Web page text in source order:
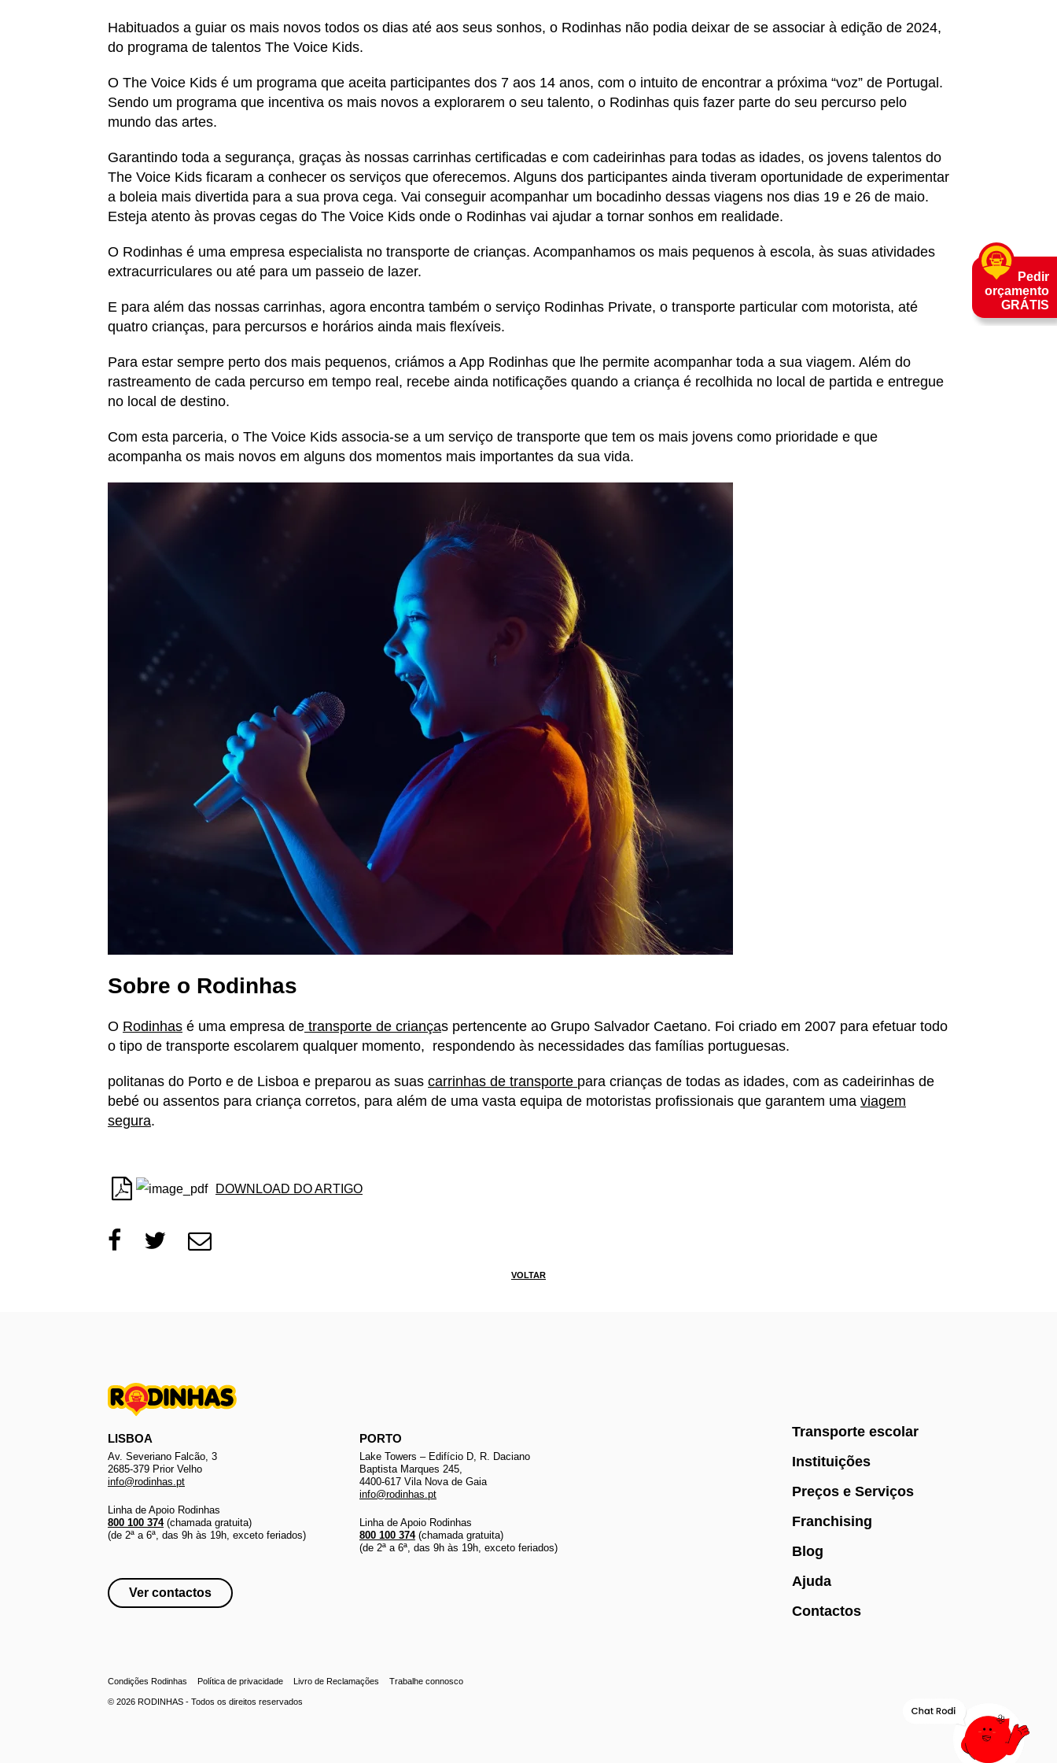
Habituados a guiar os mais novos todos os dias até aos seus sonhos, o Rodinhas não podia deixar de se associar à edição de 2024,
do programa de talentos The Voice Kids.
O The Voice Kids é um programa que aceita participantes dos 7 aos 14 anos, com o intuito de encontrar a próxima “voz” de Portugal.
Sendo um programa que incentiva os mais novos a explorarem o seu talento, o Rodinhas quis fazer parte do seu percurso pelo
mundo das artes.
Garantindo toda a segurança, graças às nossas carrinhas certificadas e com cadeirinhas para todas as idades, os jovens talentos do
The Voice Kids ficaram a conhecer os serviços que oferecemos. Alguns dos participantes ainda tiveram oportunidade de experimentar
a boleia mais divertida para a sua prova cega. Vai conseguir acompanhar um bocadinho dessas viagens nos dias 19 e 26 de maio.
Esteja atento às provas cegas do The Voice Kids onde o Rodinhas vai ajudar a tornar sonhos em realidade.
O Rodinhas é uma empresa especialista no transporte de crianças. Acompanhamos os mais pequenos à escola, às suas atividades
extracurriculares ou até para um passeio de lazer.
E para além das nossas carrinhas, agora encontra também o serviço Rodinhas Private, o transporte particular com motorista, até
quatro crianças, para percursos e horários ainda mais flexíveis.
Para estar sempre perto dos mais pequenos, criámos a App Rodinhas que lhe permite acompanhar toda a sua viagem. Além do
rastreamento de cada percurso em tempo real, recebe ainda notificações quando a criança é recolhida no local de partida e entregue
no local de destino.
Com esta parceria, o The Voice Kids associa-se a um serviço de transporte que tem os mais jovens como prioridade e que
acompanha os mais novos em alguns dos momentos mais importantes da sua vida.
Sobre o Rodinhas
O Rodinhas é uma empresa de transporte de crianças pertencente ao Grupo Salvador Caetano. Foi criado em 2007 para efetuar todo
o tipo de transporte escolarem qualquer momento, respondendo às necessidades das famílias portuguesas.
politanas do Porto e de Lisboa e preparou as suas carrinhas de transporte para crianças de todas as idades, com as cadeirinhas de
bebé ou assentos para criança corretos, para além de uma vasta equipa de motoristas profissionais que garantem uma viagem
segura.
DOWNLOAD DO ARTIGO
VOLTAR
LISBOA
Av. Severiano Falcão, 3
2685-379 Prior Velho
info@rodinhas.pt
Linha de Apoio Rodinhas
800 100 374(chamada gratuita)
(de 2ª a 6ª, das 9h às 19h, exceto feriados)
PORTO
Lake Towers – Edifício D, R. Daciano
Baptista Marques 245,
4400-617 Vila Nova de Gaia
info@rodinhas.pt
Linha de Apoio Rodinhas
800 100 374(chamada gratuita)
(de 2ª a 6ª, das 9h às 19h, exceto feriados)
Ver contactos
Transporte escolar
Instituições
Preços e Serviços
Franchising
Blog
Ajuda
Contactos
© 2026 RODINHAS - Todos os direitos reservados
Condições Rodinhas Política de privacidade Livro de Reclamações Trabalhe connosco
Pedir
orçamento
GRÁTIS